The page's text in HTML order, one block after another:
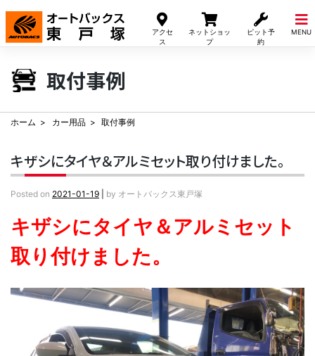
アクセ
ス
ネットショッ
プ
ピット予
約
MENU
Skip
content
取付事例
ホーム カー用品 取付事例
キザシにタイヤ＆アルミセット取り付けました。
Posted on 2021-01-19 by オートバックス東戸塚
キザシにタイヤ＆アルミセット
取り付けました。